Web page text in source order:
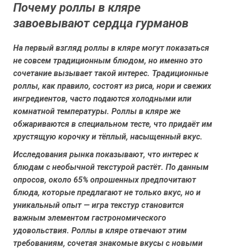
Почему роллы в кляре
завоевывают сердца гурманов
На первый взгляд роллы в кляре могут показаться
не совсем традиционным блюдом, но именно это
сочетание вызывает такой интерес. Традиционные
роллы, как правило, состоят из риса, нори и свежих
ингредиентов, часто подаются холодными или
комнатной температуры. Роллы в кляре же
обжариваются в специальном тесте, что придаёт им
хрустящую корочку и тёплый, насыщенный вкус.
Исследования рынка показывают, что интерес к
блюдам с необычной текстурой растёт. По данным
опросов, около 65% опрошенных предпочитают
блюда, которые предлагают не только вкус, но и
уникальный опыт — игра текстур становится
важным элементом гастрономического
удовольствия. Роллы в кляре отвечают этим
требованиям, сочетая знакомые вкусы с новыми